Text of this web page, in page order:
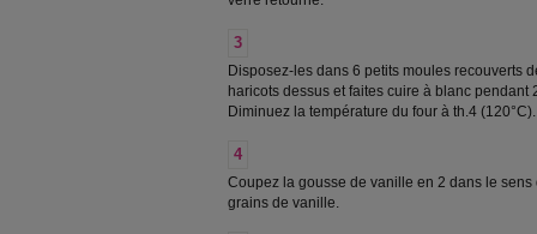
3
Disposez-les dans 6 petits moules recouverts
haricots dessus et faites cuire à blanc pendant
Diminuez la température du four à th.4 (120°C).
4
Coupez la gousse de vanille en 2 dans le
grains de vanille.